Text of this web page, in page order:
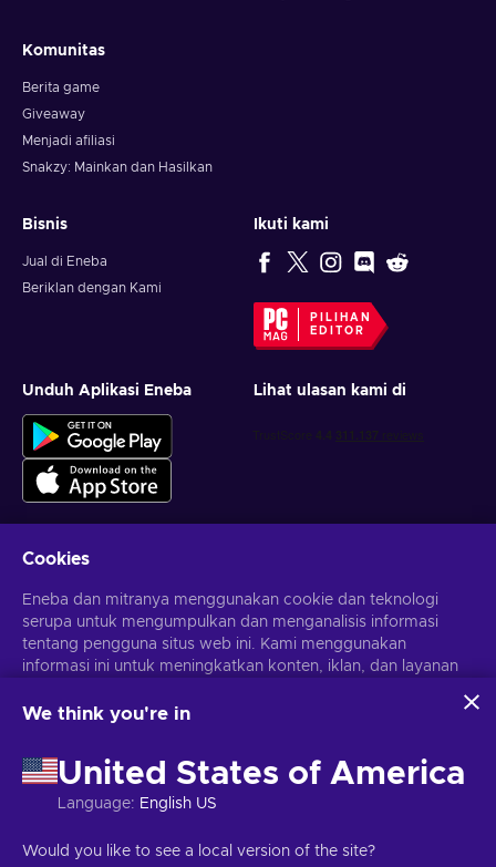
Komunitas
Berita game
Giveaway
Menjadi afiliasi
Snakzy: Mainkan dan Hasilkan
Bisnis
Jual di Eneba
Beriklan dengan Kami
Ikuti kami
PILIHAN
EDITOR
Unduh Aplikasi Eneba Lihat ulasan kami di
Berlangganan
Kamu dapat berhenti berlangganan kapan saja. Kunjungi
Hak Cipta © 2026 Eneba. Semua Hak Cipta Dilindungi Undang-
Cookies
Eneba dan mitranya menggunakan cookie dan teknologi
serupa untuk mengumpulkan dan menganalisis informasi
tentang pengguna situs web ini. Kami menggunakan
informasi ini untuk meningkatkan konten, iklan, dan layanan
personalisasi iklan.
penggunaan teknologi ini oleh Eneba dan mitranya. Kamu
dapat menyesuaikan persetujuanmu dengan mengklik
'Sesuaikan'.
menggunakan datamu, lihat Keamanan & Privasi Google
We think you're in
United States of America
Language: English US
Would you like to see a local version of the site?